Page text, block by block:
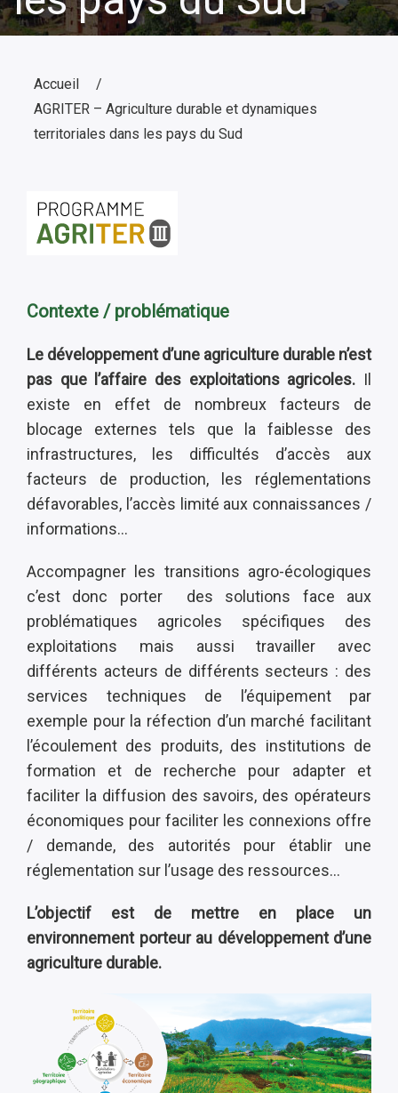
Accueil
AGRITER – Agriculture durable et dynamiques
territoriales dans les pays du Sud
Contexte / problématique
Le développement d’une agriculture durable n’est
pas que l’affaire des exploitations agricoles. Il
existe en effet de nombreux facteurs de
blocage externes tels que la faiblesse des
infrastructures, les difficultés d’accès aux
facteurs de production, les réglementations
défavorables, l’accès limité aux connaissances /
informations…
Accompagner les transitions agro-écologiques
c’est donc porter des solutions face aux
problématiques agricoles spécifiques des
exploitations mais aussi travailler avec
différents acteurs de différents secteurs : des
services techniques de l’équipement par
exemple pour la réfection d’un marché facilitant
l’écoulement des produits, des institutions de
formation et de recherche pour adapter et
faciliter la diffusion des savoirs, des opérateurs
économiques pour faciliter les connexions offre
/ demande, des autorités pour établir une
réglementation sur l’usage des ressources…
L’objectif est de mettre en place un
environnement porteur au développement d’une
agriculture durable.